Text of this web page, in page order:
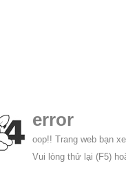
error
oop!! Trang web bạn
Vui lòng thử lại (F5)